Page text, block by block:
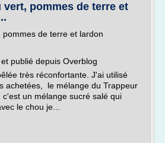
vert, pommes de terre et
pommes de terre et lardon
publié depuis Overblog
très réconfortante. J'ai utilisé
achetées, le mélange du Trappeur
un mélange sucré salé qui
le chou je...